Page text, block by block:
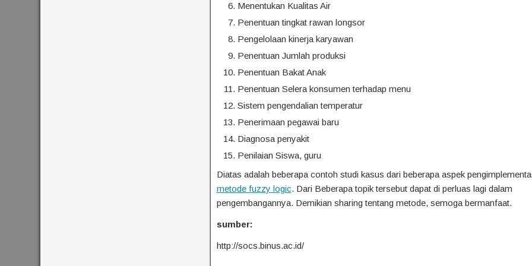
Menentukan Kualitas Air
Penentuan tingkat rawan longsor
Pengelolaan kinerja karyawan
Penentuan Jumlah produksi
Penentuan Bakat Anak
Penentuan Selera konsumen terhadap menu
Sistem pengendalian temperatur
Penerimaan pegawai baru
Diagnosa penyakit
Penilaian Siswa, guru
Diatas adalah beberapa contoh studi kasus dari beberapa aspek
metode fuzzy logic. Dari Beberapa topik tersebut dapat di perluas lagi dalam
pengembangannya. Demikian sharing tentang metode, semoga bermanfaat.
sumber:
http://socs.binus.ac.id/